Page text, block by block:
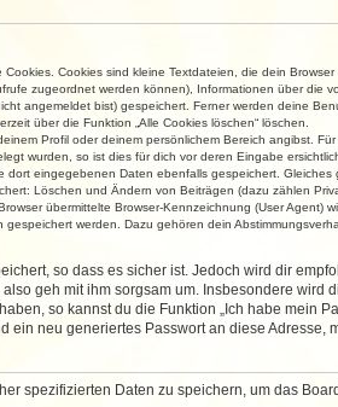
Cookies sind kleine Textdateien, die dein
zugeordnet werden können), Informationen über
angemeldet bist) gespeichert. Ferner werden deine
über die Funktion „Alle Cookies löschen“ löschen.
Profil oder deinem persönlichem Bereich angibst.
wurden, so ist dies für dich vor deren Eingabe
eingegebenen Daten ebenfalls gespeichert.
Löschen und Ändern von Beiträgen (dazu zählen
übermittelte Browser-Kennzeichnung (User Agent)
werden. Dazu gehören dein
so dass es sicher ist. Jedoch wird dir
geh mit ihm sorgsam um. Insbesondere
so kannst du die Funktion „Ich habe mein
neu generiertes Passwort an diese Adresse,
spezifizierten Daten zu speichern, um das